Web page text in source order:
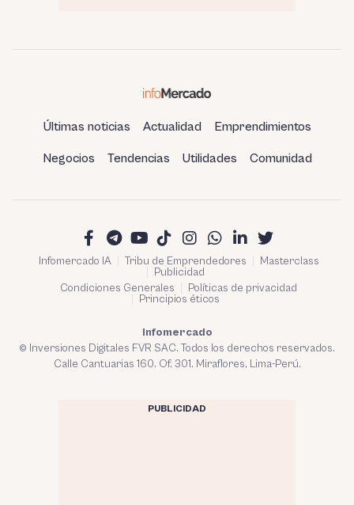
Últimas noticias Actualidad Emprendimientos
Negocios Tendencias Utilidades Comunidad
Infomercado IA Tribu de Emprendedores
Masterclass
Publicidad
Condiciones Generales
Políticas de privacidad
Principios éticos
Infomercado
© Inversiones Digitales FVR SAC. Todos los derechos reservados.
Calle Cantuarias 160. Of. 301. Miraflores, Lima-Perú.
PUBLICIDAD